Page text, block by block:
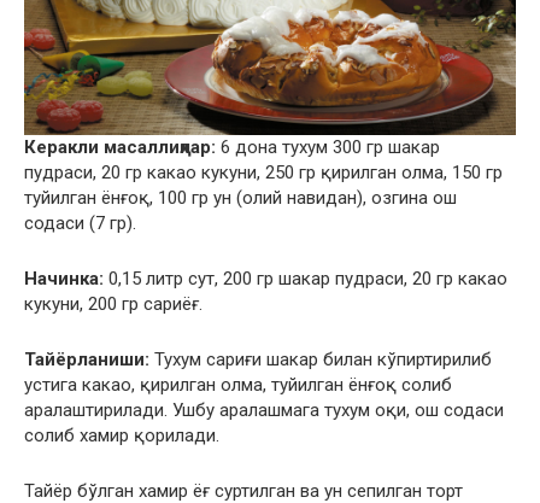
Керакли масаллиқлар: 6 дона тухум 300 гр шакар
пудраси, 20 гр какао кукуни, 250 гр қирилган олма, 150 гр
туйилган ёнғоқ, 100 гр ун (олий навидан), озгина ош
содаси (7 гр).
Начинка: 0,15 литр сут, 200 гр шакар пудраси, 20 гр какао
кукуни, 200 гр сариёғ.
Тайёрланиши: Тухум сариғи шакар билан кўпиртирилиб
устига какао, қирилган олма, туйилган ёнғоқ солиб
аралаштирилади. Ушбу аралашмага тухум оқи, ош содаси
солиб хамир қорилади.
Тайёр бўлган хамир ёғ суртилган ва ун сепилган торт